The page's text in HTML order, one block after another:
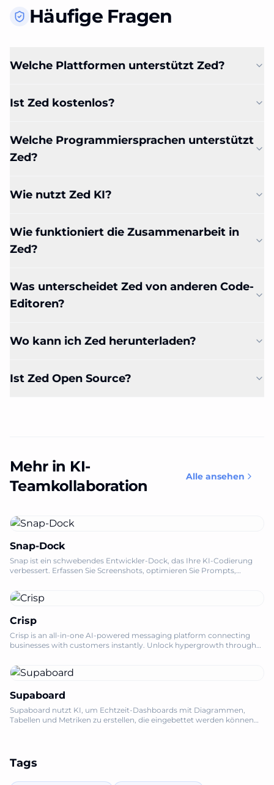
Häufige Fragen
Welche Plattformen unterstützt Zed?
Ist Zed kostenlos?
Welche Programmiersprachen unterstützt
Zed?
Wie nutzt Zed KI?
Wie funktioniert die Zusammenarbeit in
Zed?
Was unterscheidet Zed von anderen Code-
Editoren?
Wo kann ich Zed herunterladen?
Ist Zed Open Source?
Mehr in KI-
Teamkollaboration
Alle ansehen
Snap-Dock
Snap ist ein schwebendes Entwickler-Dock, das Ihre KI-Codierung
verbessert. Erfassen Sie Screenshots, optimieren Sie Prompts,
Crisp
Crisp is an all-in-one AI-powered messaging platform connecting
businesses with customers instantly. Unlock hypergrowth through
Supaboard
Supaboard nutzt KI, um Echtzeit-Dashboards mit Diagrammen,
Tabellen und Metriken zu erstellen, die eingebettet werden können
Tags